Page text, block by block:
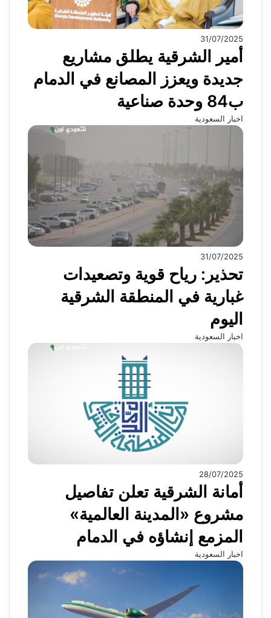
31/07/2025
أمير الشرقية يطلق مشاريع
جديدة ويعزز المصانع في الدمام
ب84 وحدة صناعية
اخبار السعودية
31/07/2025
تحذير: رياح قوية وتصعيدات
غبارية في المنطقة الشرقية
اليوم
اخبار السعودية
28/07/2025
أمانة الشرقية تعلن تفاصيل
مشروع «المدينة العالمية»
المزمع إنشاؤه في الدمام
اخبار السعودية